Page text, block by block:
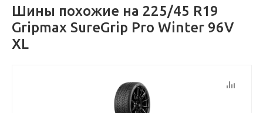
Шины похожие на 225/45 R19
Gripmax SureGrip Pro Winter 96V
XL